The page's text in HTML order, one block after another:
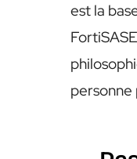
est la